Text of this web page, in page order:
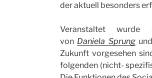
der aktuell besonders
Veranstaltet wurde
von Daniela Sprungund
Zukunft vorgesehen
folgenden (nicht-